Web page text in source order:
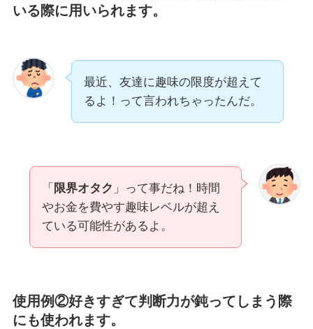
いる際に用いられます。
最近、友達に趣味の限度が超えて
るよ！って言われちゃったんだ。
「 限界オタク 」って事だね！時間
やお金を費やす趣味レベルが超え
ている可能性があるよ。
使用例②好きすぎて判断力が鈍ってしまう際
にも使われます。